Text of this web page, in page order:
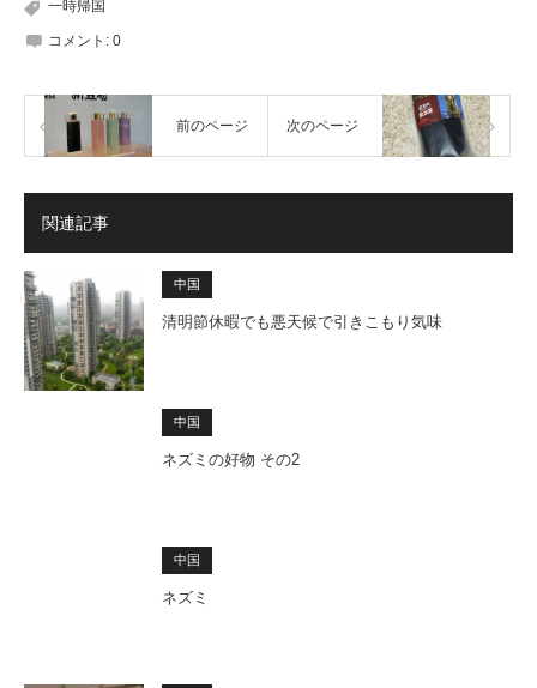
一時帰国
コメント: 0
前のページ 次のページ
関連記事
中国
清明節休暇でも悪天候で引きこもり気味
中国
ネズミの好物 その2
中国
ネズミ